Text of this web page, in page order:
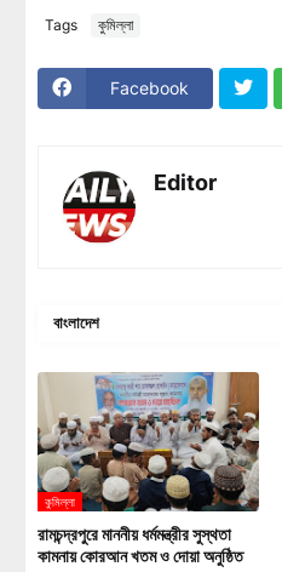
Tags কুমিল্লা
Facebook
Editor
বাংলাদেশ
কুমিল্লা
রামচন্দ্রপুরে মাননীয় ধর্মমন্ত্রীর সুস্থতা
কামনায় কোরআন খতম ও দোয়া অনুষ্ঠিত